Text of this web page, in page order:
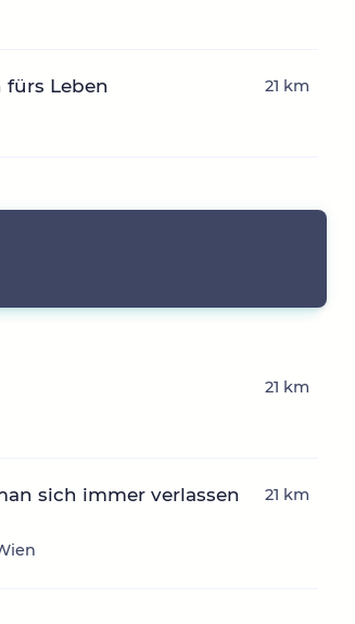
fürs Leben 21 km
21 km
sich immer verlassen
21 km